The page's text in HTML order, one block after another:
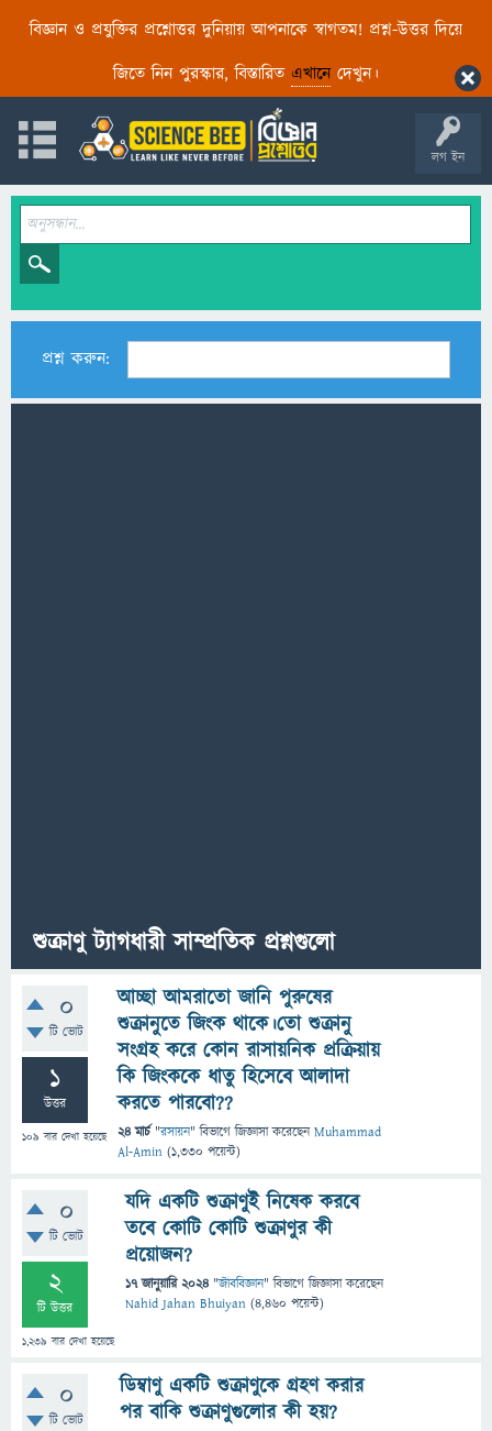
বিজ্ঞান ও প্রযুক্তির প্রশ্নোত্তর দুনিয়ায় আপনাকে স্বাগতম! প্রশ্ন-উত্তর দিয়ে
জিতে নিন পুরস্কার, বিস্তারিত এখানেদেখুন।
লগ ইন
প্রশ্ন করুন:
শুক্রাণু ট্যাগধারী সাম্প্রতিক প্রশ্নগুলো
0
টি ভোট
1
উত্তর
109 বার দেখা হয়েছে
আচ্ছা আমরাতো জানি পুরুষের
শুক্রানুতে জিংক থাকে।তো শুক্রানু
সংগ্রহ করে কোন রাসায়নিক প্রক্রিয়ায়
কি জিংককে ধাতু হিসেবে আলাদা
করতে পারবো??
24 মার্চ "রসায়ন" বিভাগে জিজ্ঞাসাকরেছেনMuhammad
Al-Amin (1,330 পয়েন্ট)
0
টি ভোট
2
টি উত্তর
1,239 বার দেখা হয়েছে
যদি একটি শুক্রাণুই নিষেক করবে
তবে কোটি কোটি শুক্রাণুর কী
প্রয়োজন?
17 জানুয়ারি 2024 "জীববিজ্ঞান" বিভাগে জিজ্ঞাসাকরেছেন
Nahid Jahan Bhuiyan (4,460 পয়েন্ট)
0
টি ভোট
ডিম্বাণু একটি শুক্রাণুকে গ্রহণ করার
পর বাকি শুক্রাণুগুলোর কী হয়?